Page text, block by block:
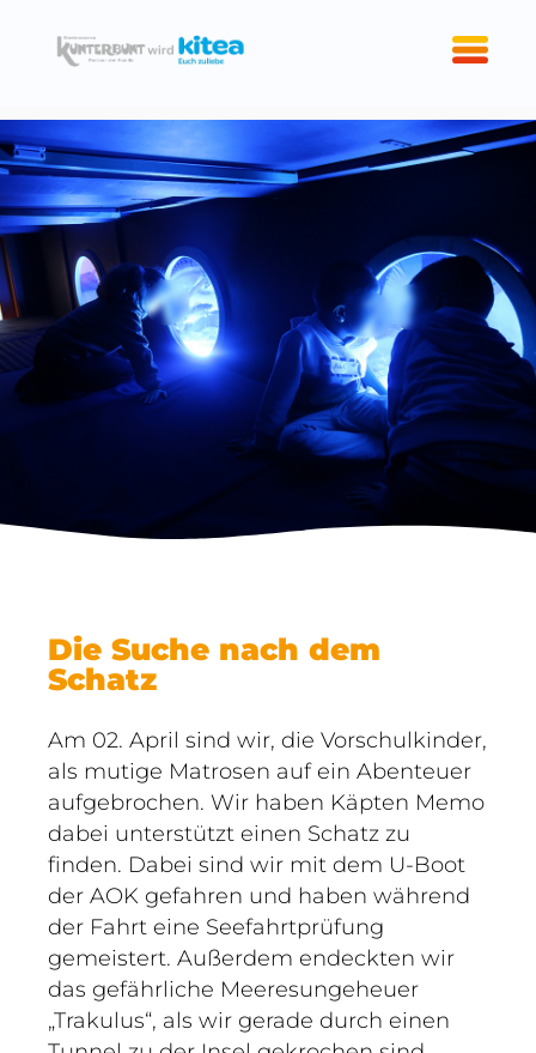
Die Suche nach dem
Schatz
Am 02. April sind wir, die Vorschulkinder,
als mutige Matrosen auf ein Abenteuer
aufgebrochen. Wir haben Käpten Memo
dabei unterstützt einen Schatz zu
finden. Dabei sind wir mit dem U-Boot
der AOK gefahren und haben während
der Fahrt eine Seefahrtprüfung
gemeistert. Außerdem endeckten wir
das gefährliche Meeresungeheuer
„Trakulus“, als wir gerade durch einen